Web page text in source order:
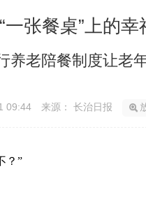
“一张餐桌”上的幸
老陪餐制度让老
09:44 来源： 长治日报
？”